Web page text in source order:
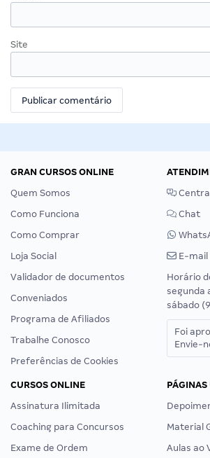
Site
GRAN CURSOS ONLINE
Quem Somos
Como Funciona
Como Comprar
Loja Social
Validador de documentos
Conveniados
Programa de Afiliados
Trabalhe Conosco
Preferências de Cookies
Chat
E-mail
Horário
segunda
sábado
Foi
Envie-
CURSOS ONLINE
Assinatura Ilimitada
Coaching para Concursos
Exame de Ordem
PÁGINAS
Material
Aulas ao